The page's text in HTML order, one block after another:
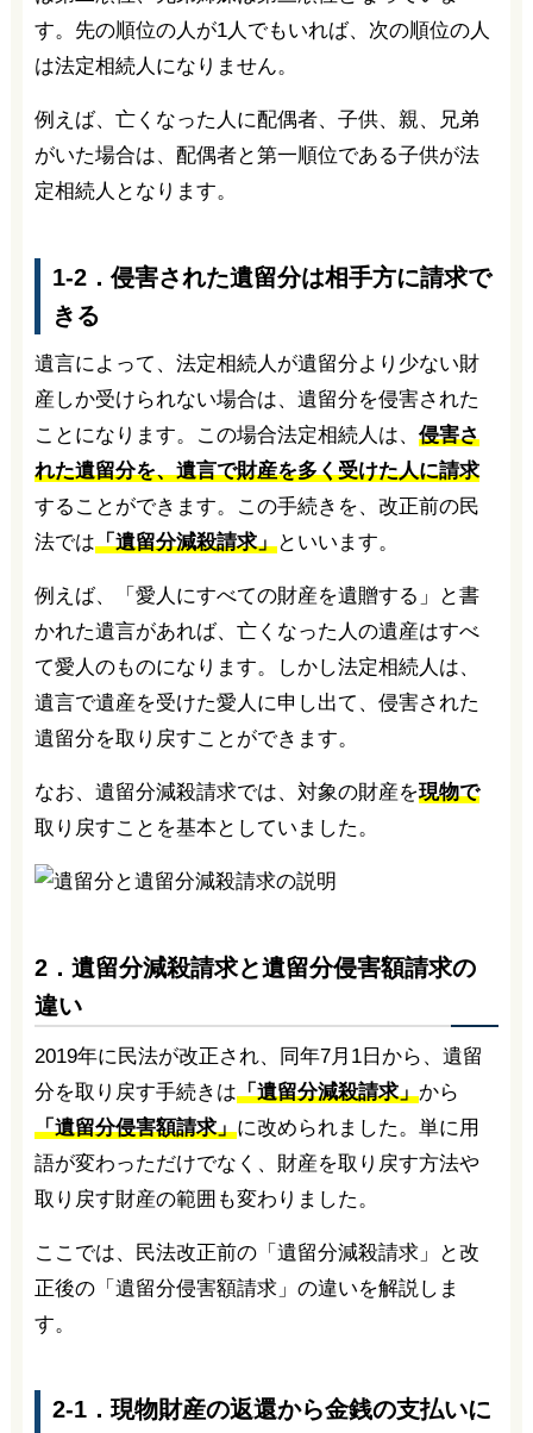
す。先の順位の人が1人でもいれば、次の順位の人
は法定相続人になりません。
例えば、亡くなった人に配偶者、子供、親、兄弟
がいた場合は、配偶者と第一順位である子供が法
定相続人となります。
1-2．侵害された遺留分は相手方に請求で
きる
遺言によって、法定相続人が遺留分より少ない財
産しか受けられない場合は、遺留分を侵害された
ことになります。この場合法定相続人は、 侵害さ
れた遺留分を、遺言で財産を多く受けた人に請求
することができます。この手続きを、改正前の民
法では「遺留分減殺請求」といいます。
例えば、「愛人にすべての財産を遺贈する」と書
かれた遺言があれば、亡くなった人の遺産はすべ
て愛人のものになります。しかし法定相続人は、
遺言で遺産を受けた愛人に申し出て、侵害された
遺留分を取り戻すことができます。
なお、遺留分減殺請求では、対象の財産を現物で
取り戻すことを基本としていました。
2．遺留分減殺請求と遺留分侵害額請求の
違い
2019年に民法が改正され、同年7月1日から、遺留
分を取り戻す手続きは「遺留分減殺請求」から
「遺留分侵害額請求」に改められました。単に用
語が変わっただけでなく、財産を取り戻す方法や
取り戻す財産の範囲も変わりました。
ここでは、民法改正前の「遺留分減殺請求」と改
正後の「遺留分侵害額請求」の違いを解説しま
す。
2-1．現物財産の返還から金銭の支払いに